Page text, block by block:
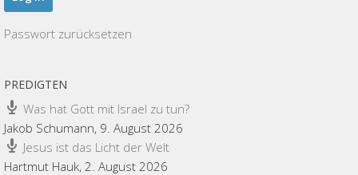
Passwort zurücksetzen
PREDIGTEN
Was hat Gott mit Israel zu tun?
Jakob Schumann, 9. August 2026
Jesus ist das Licht der Welt
Hartmut Hauk, 2. August 2026